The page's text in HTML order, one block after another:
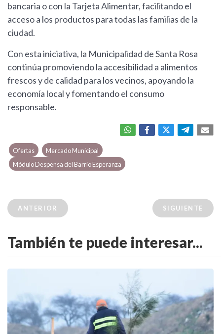
bancaria o con la Tarjeta Alimentar, facilitando el
acceso a los productos para todas las familias de la
ciudad.
Con esta iniciativa, la Municipalidad de Santa Rosa
continúa promoviendo la accesibilidad a alimentos
frescos y de calidad para los vecinos, apoyando la
economía local y fomentando el consumo
responsable.
Ofertas
Mercado Municipal
Módulo Despensa del Barrio Esperanza
ANTERIOR SIGUIENTE
También te puede interesar...